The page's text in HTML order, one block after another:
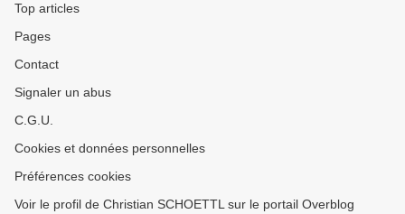
Top articles
Pages
Contact
Signaler un abus
C.G.U.
Cookies et données personnelles
Préférences cookies
Voir le profil de Christian SCHOETTL sur le portail Overblog